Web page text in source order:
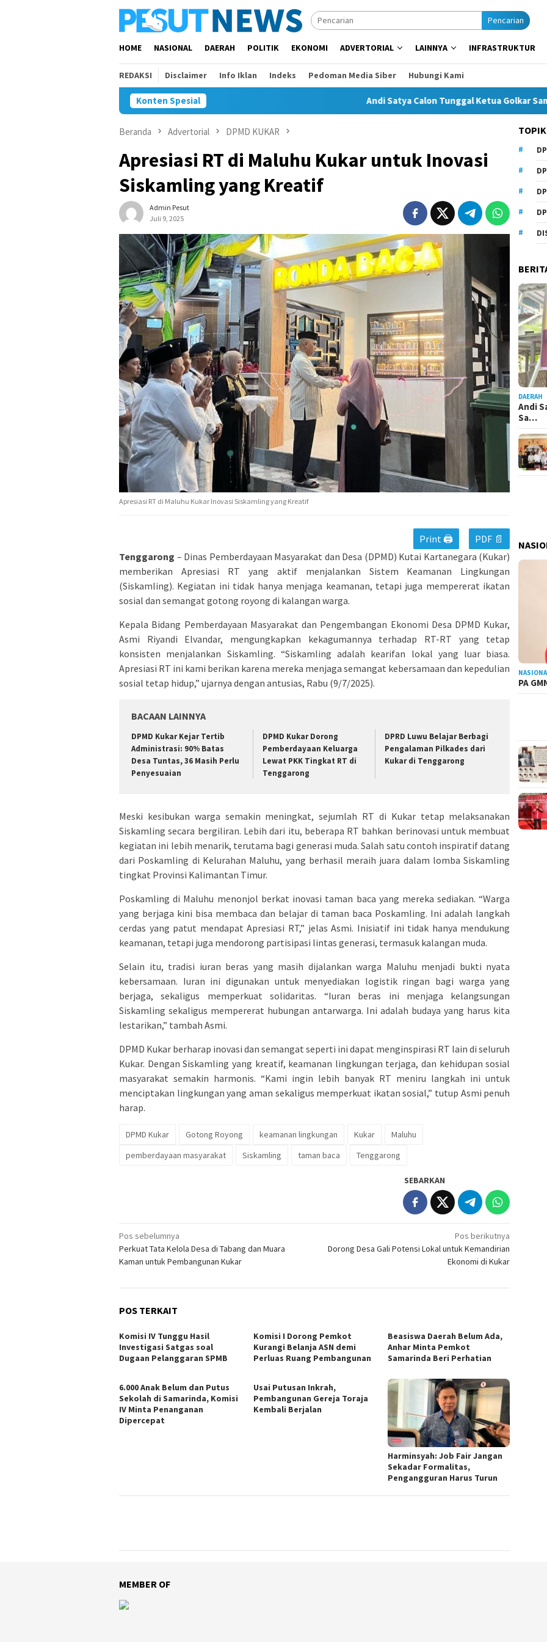
Pencarian
HOME NASIONAL DAERAH POLITIK EKONOMI ADVERTORIAL LAINNYA INFRASTRUKTUR
REDAKSI Disclaimer Info Iklan Indeks Pedoman Media Siber Hubungi Kami
Konten Spesial Andi Satya Calon Tunggal Ketua Golkar Samarinda,
Beranda Advertorial DPMD KUKAR
Apresiasi RT di Maluhu Kukar untuk Inovasi
Siskamling yang Kreatif
Admin Pesut
Juli 9, 2025
Apresiasi RT di Maluhu Kukar Inovasi Siskamling yang Kreatif
Print 🖨
PDF 📄
Tenggarong – Dinas Pemberdayaan Masyarakat dan Desa (DPMD) Kutai Kartanegara (Kukar)
memberikan Apresiasi RT yang aktif menjalankan Sistem Keamanan Lingkungan
(Siskamling). Kegiatan ini tidak hanya menjaga keamanan, tetapi juga mempererat ikatan
sosial dan semangat gotong royong di kalangan warga.
Kepala Bidang Pemberdayaan Masyarakat dan Pengembangan Ekonomi Desa DPMD Kukar,
Asmi Riyandi Elvandar, mengungkapkan kekagumannya terhadap RT-RT yang tetap
konsisten menjalankan Siskamling. “Siskamling adalah kearifan lokal yang luar biasa.
Apresiasi RT ini kami berikan karena mereka menjaga semangat kebersamaan dan kepedulian
sosial tetap hidup,” ujarnya dengan antusias, Rabu (9/7/2025).
BACAAN LAINNYA
DPMD Kukar Kejar Tertib
Administrasi: 90% Batas
Desa Tuntas, 36 Masih Perlu
Penyesuaian
DPMD Kukar Dorong
Pemberdayaan Keluarga
Lewat PKK Tingkat RT di
Tenggarong
DPRD Luwu Belajar Berbagi
Pengalaman Pilkades dari
Kukar di Tenggarong
Meski kesibukan warga semakin meningkat, sejumlah RT di Kukar tetap melaksanakan
Siskamling secara bergiliran. Lebih dari itu, beberapa RT bahkan berinovasi untuk membuat
kegiatan ini lebih menarik, terutama bagi generasi muda. Salah satu contoh inspiratif datang
dari Poskamling di Kelurahan Maluhu, yang berhasil meraih juara dalam lomba Siskamling
tingkat Provinsi Kalimantan Timur.
Poskamling di Maluhu menonjol berkat inovasi taman baca yang mereka sediakan. “Warga
yang berjaga kini bisa membaca dan belajar di taman baca Poskamling. Ini adalah langkah
cerdas yang patut mendapat Apresiasi RT,” jelas Asmi. Inisiatif ini tidak hanya mendukung
keamanan, tetapi juga mendorong partisipasi lintas generasi, termasuk kalangan muda.
Selain itu, tradisi iuran beras yang masih dijalankan warga Maluhu menjadi bukti nyata
kebersamaan. Iuran ini digunakan untuk menyediakan logistik ringan bagi warga yang
berjaga, sekaligus memperkuat solidaritas. “Iuran beras ini menjaga kelangsungan
Siskamling sekaligus mempererat hubungan antarwarga. Ini adalah budaya yang harus kita
lestarikan,” tambah Asmi.
DPMD Kukar berharap inovasi dan semangat seperti ini dapat menginspirasi RT lain di seluruh
Kukar. Dengan Siskamling yang kreatif, keamanan lingkungan terjaga, dan kehidupan sosial
masyarakat semakin harmonis. “Kami ingin lebih banyak RT meniru langkah ini untuk
menciptakan lingkungan yang aman sekaligus memperkuat ikatan sosial,” tutup Asmi penuh
harap.
DPMD Kukar Gotong Royong keamanan lingkungan Kukar
Maluhu
pemberdayaan masyarakat
Siskamling taman baca Tenggarong
SEBARKAN
Navigasi
pos
Pos sebelumnya
Perkuat Tata Kelola Desa di Tabang dan Muara
Kaman untuk Pembangunan Kukar
Pos berikutnya
Dorong Desa Gali Potensi Lokal untuk Kemandirian
Ekonomi di Kukar
POS TERKAIT
Komisi IV Tunggu Hasil
Investigasi Satgas soal
Dugaan Pelanggaran SPMB
Komisi I Dorong Pemkot
Kurangi Belanja ASN demi
Perluas Ruang Pembangunan
Beasiswa Daerah Belum Ada,
Anhar Minta Pemkot
Samarinda Beri Perhatian
6.000 Anak Belum dan Putus
Sekolah di Samarinda, Komisi
IV Minta Penanganan
Dipercepat
Usai Putusan Inkrah,
Pembangunan Gereja Toraja
Kembali Berjalan
Harminsyah: Job Fair Jangan
Sekadar Formalitas,
Pengangguran Harus Turun
DAERAH
Andi
Sa…
PA
MEMBER OF